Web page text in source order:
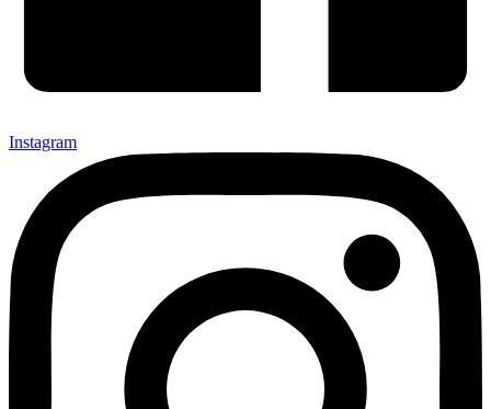
Instagram